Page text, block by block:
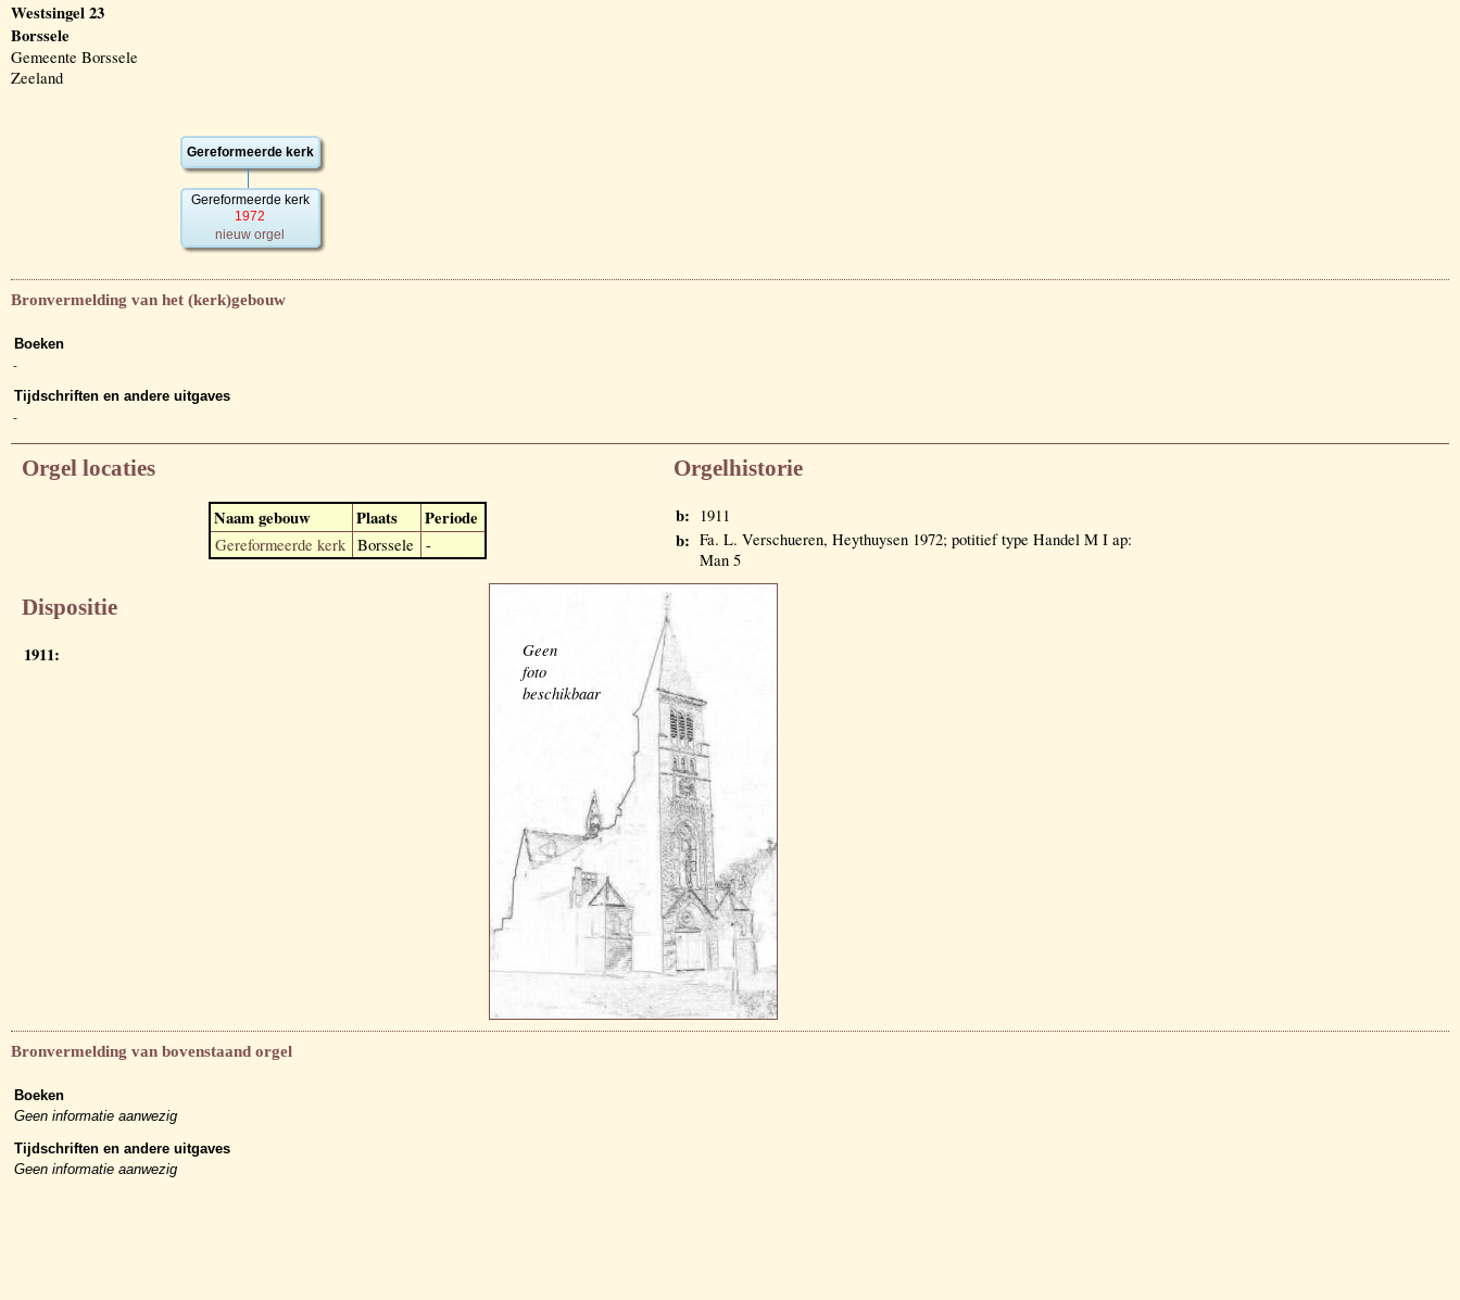
Westsingel 23
Borssele
Gemeente Borssele
Zeeland
Gereformeerde kerk
Gereformeerde kerk
1972
nieuw orgel
Bronvermelding van het (kerk)gebouw
Boeken
-
Tijdschriften en andere uitgaves
-
Orgel locaties
Naam gebouw Plaats Periode
Gereformeerde kerk Borssele -
Orgelhistorie
b: 1911
b: Fa. L. Verschueren, Heythuysen 1972; potitief type Handel M I ap:
Man 5
Dispositie
1911:
Geen
foto
beschikbaar
Bronvermelding van bovenstaand orgel
Boeken
Geen informatie aanwezig
Tijdschriften en andere uitgaves
Geen informatie aanwezig